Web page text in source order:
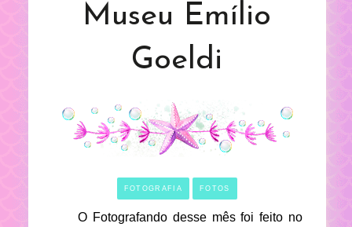
Museu Emílio
Goeldi
FOTOGRAFIA FOTOS
O Fotografando desse mês foi feito no